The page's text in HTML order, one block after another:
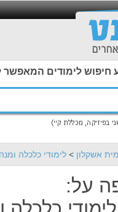
חיפוש לימודים
אשקלון >לימודי כלכלה
על: